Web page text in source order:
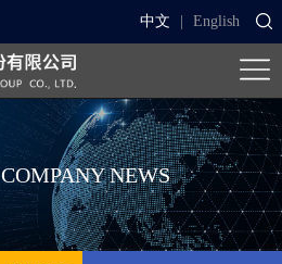
中文 English
COMPANY NEWS